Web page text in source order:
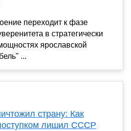
переходит к фазе
в стратегически
ярославской
...
страну: Как
лишил СССР